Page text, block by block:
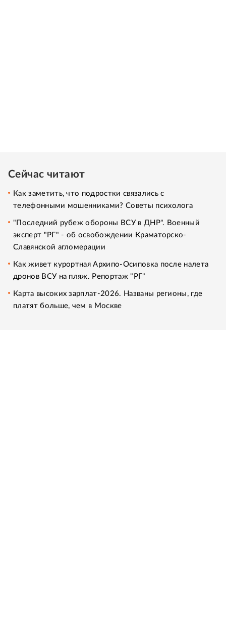
Сейчас читают
Как заметить, что подростки связались с
телефонными мошенниками? Советы психолога
"Последний рубеж обороны ВСУ в ДНР". Военный
эксперт "РГ" - об освобождении Краматорско-
Славянской агломерации
Как живет курортная Архипо-Осиповка после налета
дронов ВСУ на пляж. Репортаж "РГ"
Карта высоких зарплат-2026. Названы регионы, где
платят больше, чем в Москве